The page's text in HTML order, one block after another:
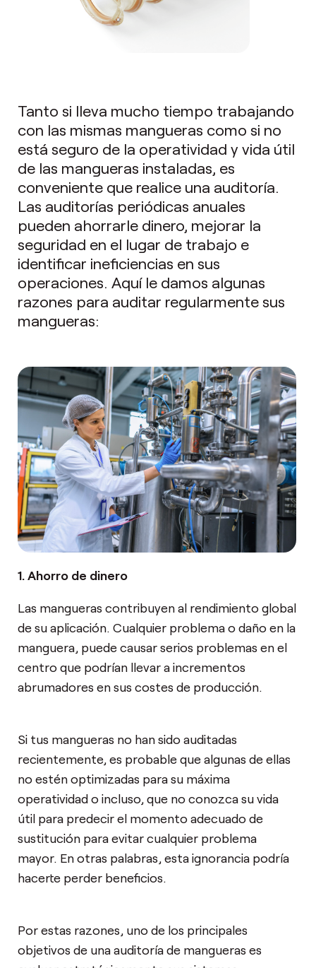
Tanto si lleva mucho tiempo trabajando
con las mismas mangueras como si no
está seguro de la operatividad y vida útil
de las mangueras instaladas, es
conveniente que realice una auditoría.
Las auditorías periódicas anuales
pueden ahorrarle dinero, mejorar la
seguridad en el lugar de trabajo e
identificar ineficiencias en sus
operaciones. Aquí le damos algunas
razones para auditar regularmente sus
mangueras:
1. Ahorro de dinero
Las mangueras contribuyen al rendimiento global
de su aplicación. Cualquier problema o daño en la
manguera, puede causar serios problemas en el
centro que podrían llevar a incrementos
abrumadores en sus costes de producción.
Si tus mangueras no han sido auditadas
recientemente, es probable que algunas de ellas
no estén optimizadas para su máxima
operatividad o incluso, que no conozca su vida
útil para predecir el momento adecuado de
sustitución para evitar cualquier problema
mayor. En otras palabras, esta ignorancia podría
hacerte perder beneficios.
Por estas razones, uno de los principales
objetivos de una auditoría de mangueras es